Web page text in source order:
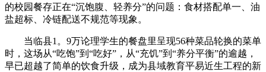
的校园餐存正在“沉饱腹、轻养分”的问题：食材搭配单一、油
盐超标、冷链配送不规范等现象。
当临县1。9万论理学生的餐盘里呈现56种菜品轮换的菜单
时，这场从“吃饱”到“吃好”，从“充饥”到“养分平衡”的逾越，
早已超越了简单的饮食升级，成为县域教育平易近生工程的新